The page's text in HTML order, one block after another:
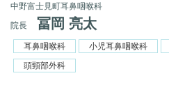
中野富士見町耳鼻咽喉科
院長
冨岡 亮太
耳鼻咽喉科 小児耳鼻咽喉科
頭頸部外科